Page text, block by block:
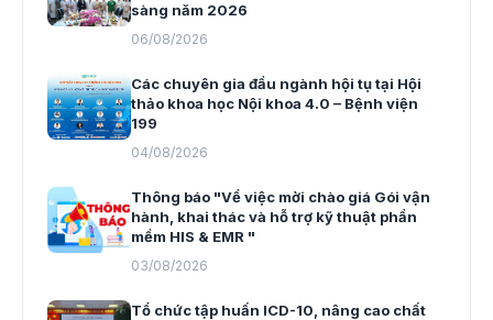
sàng năm 2026
06/08/2026
Các chuyên gia đầu ngành hội tụ tại Hội
thảo khoa học Nội khoa 4.0 – Bệnh viện
199
04/08/2026
Thông báo "Về việc mời chào giá Gói vận
hành, khai thác và hỗ trợ kỹ thuật phần
mềm HIS & EMR "
03/08/2026
Tổ chức tập huấn ICD-10, nâng cao chất